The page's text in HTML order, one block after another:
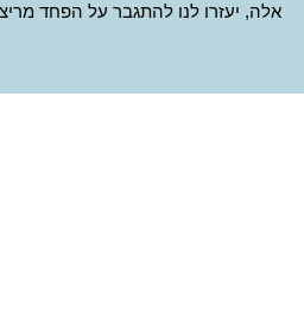
אלה, יעזרו לנו להתגבר על הפחד